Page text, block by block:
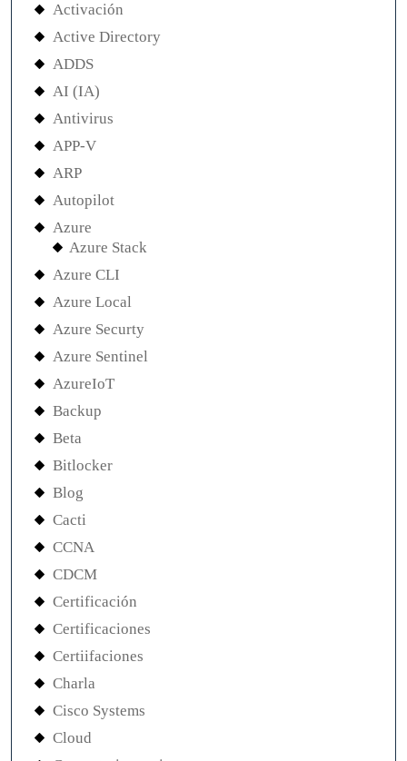
Activación
Active Directory
ADDS
AI (IA)
Antivirus
APP-V
ARP
Autopilot
Azure
Azure Stack
Azure CLI
Azure Local
Azure Securty
Azure Sentinel
AzureIoT
Backup
Beta
Bitlocker
Blog
Cacti
CCNA
CDCM
Certificación
Certificaciones
Certiifaciones
Charla
Cisco Systems
Cloud